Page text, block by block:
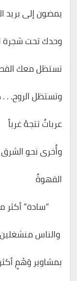
يمضون إلى بريد
وحدك تحت شجرة
تستظل معك
وتستظل الروح. .
عرباتٌ تتجهُ غرباً
وأُخرى نحو
القهوةُ
“سادة” أكثر
والناس منشغلين
بمشاوير وَهْمٍ